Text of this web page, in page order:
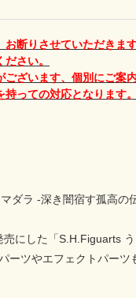
断りさせていただきま
さい。
ざいます、個別にご案
っての対応となります
ダラ -深き闇宿す孤高の
にした「S.H.Figuarts
ーツやエフェクトパー